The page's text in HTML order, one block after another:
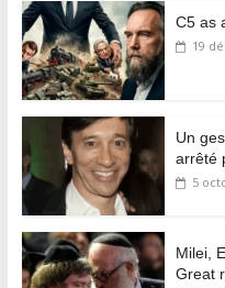
C5 as
19
Un
arrêté
5
Milei,
Great